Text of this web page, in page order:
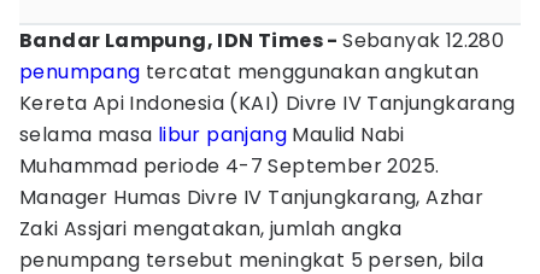
Bandar Lampung, IDN Times -Sebanyak 12.280
penumpang tercatat menggunakan angkutan
Kereta Api Indonesia (KAI) Divre IV Tanjungkarang
selama masa libur panjang Maulid Nabi
Muhammad periode 4-7 September 2025.
Manager Humas Divre IV Tanjungkarang, Azhar
Zaki Assjari mengatakan, jumlah angka
penumpang tersebut meningkat 5 persen, bila